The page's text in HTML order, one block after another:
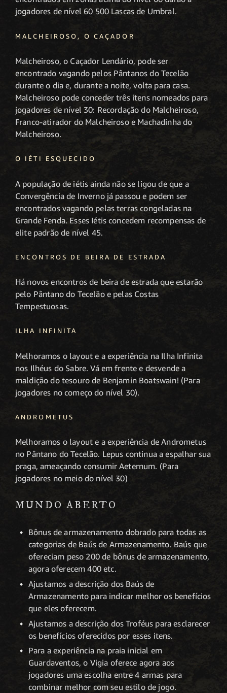
jogadores de nível 60 500 Lascas de Umbral.
MALCHEIROSO, O CAÇADOR
Malcheiroso, o Caçador Lendário, pode ser
encontrado vagando pelos Pântanos do Tecelão
durante o dia e, durante a noite, volta para casa.
Malcheiroso pode conceder três itens nomeados para
jogadores de nível 30: Recordação do Malcheiroso,
Franco-atirador do Malcheiroso e Machadinha do
Malcheiroso.
O IÉTI ESQUECIDO
A população de iétis ainda não se ligou de que a
Convergência de Inverno já passou e podem ser
encontrados vagando pelas terras congeladas na
Grande Fenda. Esses Iétis concedem recompensas de
elite padrão de nível 45.
ENCONTROS DE BEIRA DE ESTRADA
Há novos encontros de beira de estrada que estarão
pelo Pântano do Tecelão e pelas Costas
Tempestuosas.
ILHA INFINITA
Melhoramos o layout e a experiência na Ilha Infinita
nos Ilhéus do Sabre. Vá em frente e desvende a
maldição do tesouro de Benjamin Boatswain! (Para
jogadores no começo do nível 30).
ANDROMETUS
Melhoramos o layout e a experiência de Andrometus
no Pântano do Tecelão. Lepus continua a espalhar sua
praga, ameaçando consumir Aeternum. (Para
jogadores no meio do nível 30)
MUNDO ABERTO
Bônus de armazenamento dobrado para todas as
categorias de Baús de Armazenamento. Baús que
ofereciam peso 200 de bônus de armazenamento,
agora oferecem 400 etc.
Ajustamos a descrição dos Baús de
Armazenamento para indicar melhor os benefícios
que eles oferecem.
Ajustamos a descrição dos Troféus para esclarecer
os benefícios oferecidos por esses itens.
Para a experiência na praia inicial em
Guardaventos, o Vigia oferece agora aos
jogadores uma escolha entre 4 armas para
combinar melhor com seu estilo de jogo.